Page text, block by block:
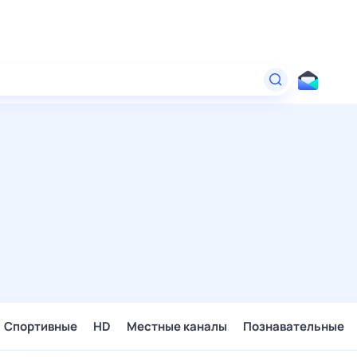
Спортивные HD Местные каналы Познавательные